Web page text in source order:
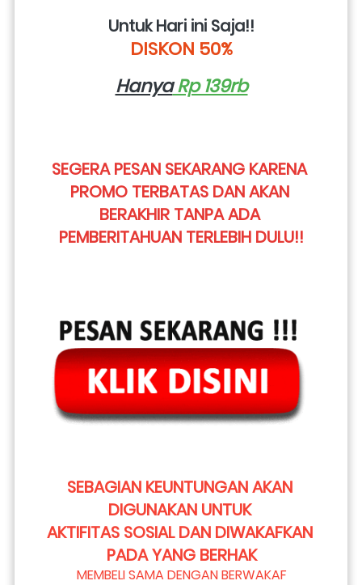
Untuk Hari ini Saja!!
DISKON 50%
Hanya Rp 139rb
SEGERA PESAN SEKARANG KARENA
PROMO TERBATAS DAN AKAN
BERAKHIR TANPA ADA
PEMBERITAHUAN TERLEBIH DULU!!
SEBAGIAN KEUNTUNGAN AKAN
DIGUNAKAN UNTUK
AKTIFITAS SOSIAL DAN DIWAKAFKAN
PADA YANG BERHAK
MEMBELI SAMA DENGAN BERWAKAF